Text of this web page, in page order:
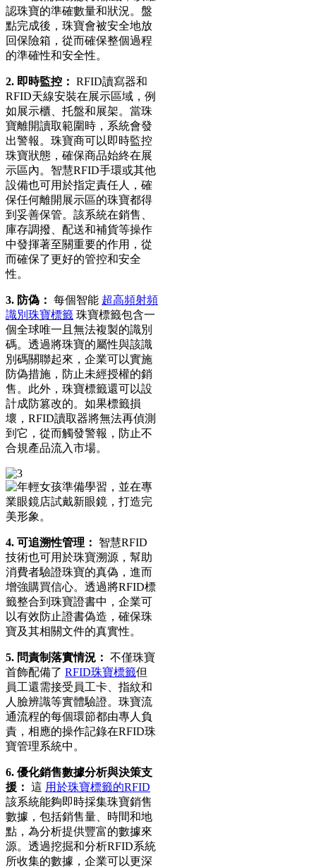
認珠寶的準確數量和狀況。盤
點完成後，珠寶會被安全地放
回保險箱，從而確保整個過程
的準確性和安全性。
2. 即時監控： RFID讀寫器和
RFID天線安裝在展示區域，例
如展示櫃、托盤和展架。當珠
寶離開讀取範圍時，系統會發
出警報。珠寶商可以即時監控
珠寶狀態，確保商品始終在展
示區內。智慧RFID手環或其他
設備也可用於指定責任人，確
保任何離開展示區的珠寶都得
到妥善保管。該系統在銷售、
庫存調撥、配送和補貨等操作
中發揮著至關重要的作用，從
而確保了更好的管控和安全
性。
3. 防偽： 每個智能 超高頻射頻
識別珠寶標籤 珠寶標籤包含一
個全球唯一且無法複製的識別
碼。透過將珠寶的屬性與該識
別碼關聯起來，企業可以實施
防偽措施，防止未經授權的銷
售。此外，珠寶標籤還可以設
計成防篡改的。如果標籤損
壞，RFID讀取器將無法再偵測
到它，從而觸發警報，防止不
合規產品流入市場。
4. 可追溯性管理：
智慧RFID
技術也可用於珠寶溯源，幫助
消費者驗證珠寶的真偽，進而
增強購買信心。透過將RFID標
籤整合到珠寶證書中，企業可
以有效防止證書偽造，確保珠
寶及其相關文件的真實性。
5. 問責制落實情況： 不僅珠寶
首飾配備了 RFID珠寶標籤但
員工還需接受員工卡、指紋和
人臉辨識等實體驗證。珠寶流
通流程的每個環節都由專人負
責，相應的操作記錄在RFID珠
寶管理系統中。
6. 優化銷售數據分析與決策支
援： 這 用於珠寶標籤的RFID
該系統能夠即時採集珠寶銷售
數據，包括銷售量、時間和地
點，為分析提供豐富的數據來
源。透過挖掘和分析RFID系統
所收集的數據，企業可以更深